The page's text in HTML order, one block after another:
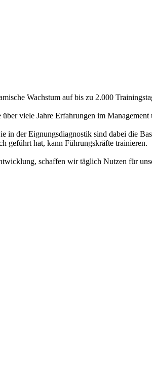
Wachstum auf bis zu 2.000
viele Jahre Erfahrungen im
der Eignungsdiagnostik sind dabei die
geführt hat, kann Führungskräfte trainieren.
schaffen wir täglich Nutzen für